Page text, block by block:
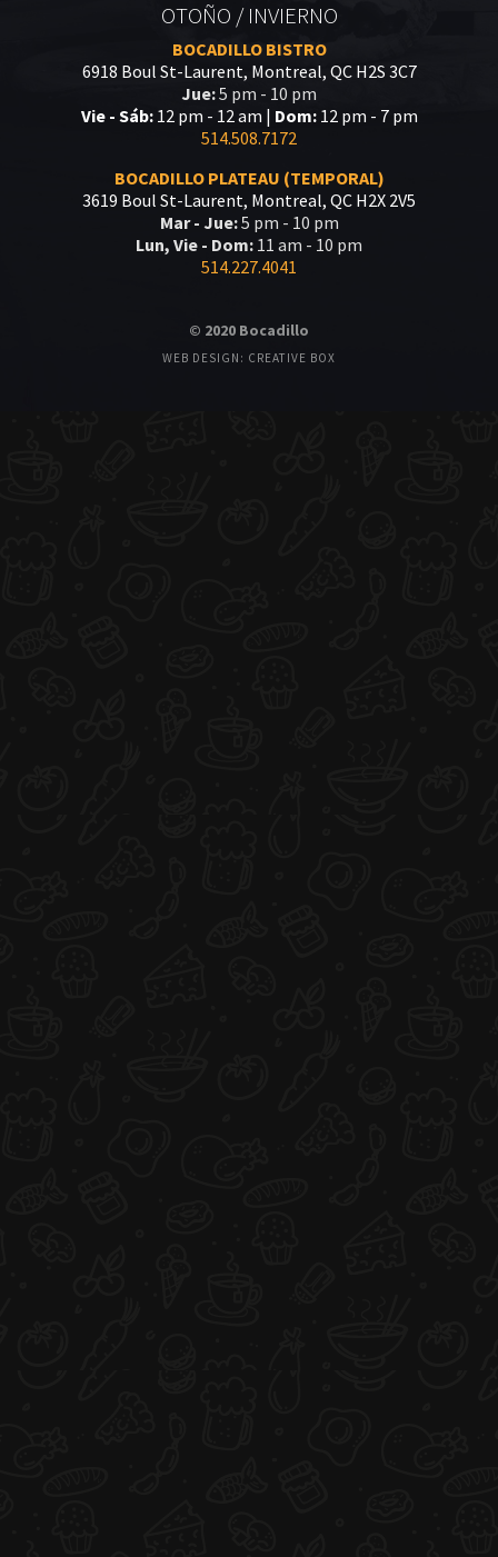
OTOÑO / INVIERNO
BOCADILLO BISTRO
6918 Boul St-Laurent, Montreal, QC H2S 3C7
Jue:5 pm - 10 pm
Vie - Sáb:12 pm - 12 am | Dom:12 pm - 7 pm
514.508.7172
BOCADILLO PLATEAU (TEMPORAL)
3619 Boul St-Laurent, Montreal, QC H2X 2V5
Mar - Jue:5 pm - 10 pm
Lun, Vie - Dom: 11 am - 10 pm
514.227.4041
© 2020 Bocadillo
WEB DESIGN: CREATIVE BOX